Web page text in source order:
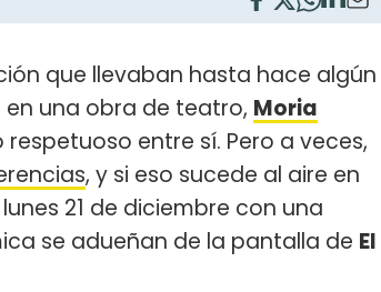
que llevaban hasta hace algún
una obra de teatro, Moria
entre sí. Pero a veces,
, y si eso sucede al aire en
21 de diciembre con una
se adueñan de la pantalla de El